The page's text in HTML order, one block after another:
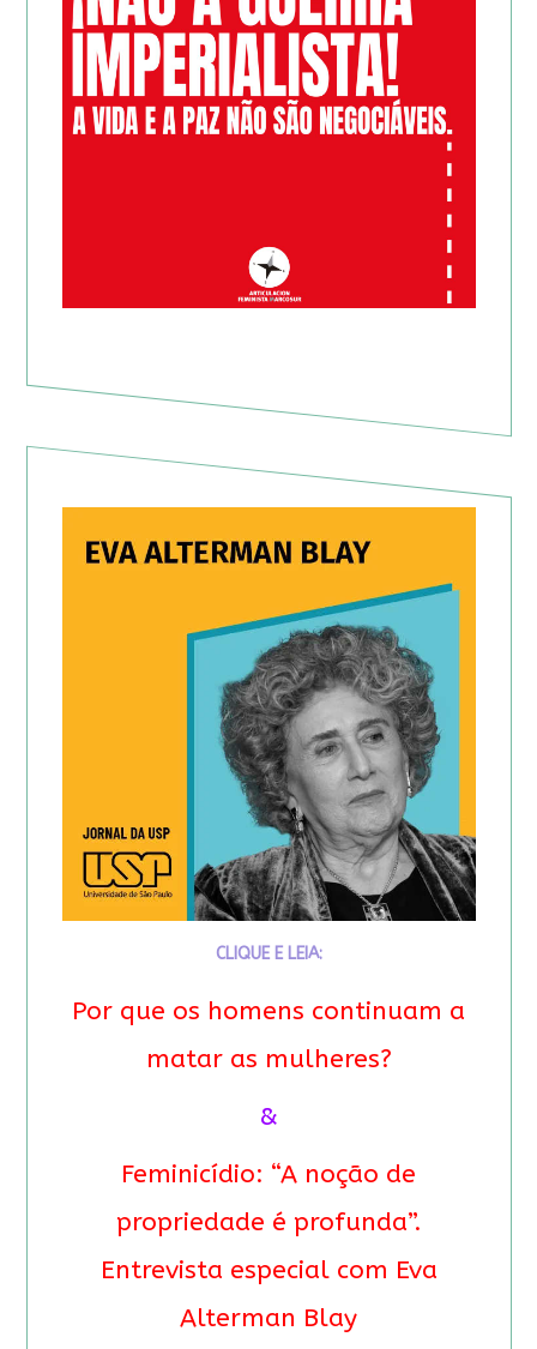
CLIQUE E LEIA:
Por que os homens continuam a
matar as mulheres?
&
Feminicídio: “A noção de
propriedade é profunda”.
Entrevista especial com Eva
Alterman Blay